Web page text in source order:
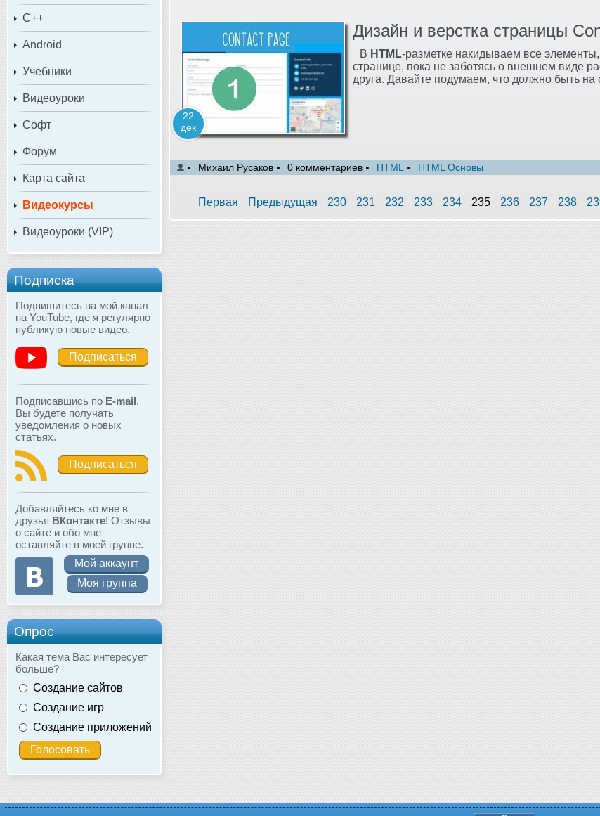
C++
Android
Учебники
Видеоуроки
Софт
Форум
Карта сайта
Видеокурсы
Видеоуроки (VIP)
Подписка
Подпишитесь на мой канал
на YouTube, где я регулярно
публикую новые видео.
Подписаться
Подписавшись по E-mail,
Вы будете получать
уведомления о новых
статьях.
Подписаться
Добавляйтесь ко мне в
друзья ВКонтакте! Отзывы
о сайте и обо мне
оставляйте в моей группе.
Мой аккаунт
Моя группа
Опрос
Какая тема Вас интересует
больше?
Создание сайтов
Создание игр
Создание приложений
22
дек
Дизайн и верстка страницы
В HTML-разметке накидываем все
странице, пока не заботясь о внешнем виде
друга. Давайте подумаем, что должно быть на
Михаил Русаков 0 комментариев HTML HTML Основы
Первая Предыдущая 230 231 232 233 234 235 236 237 238